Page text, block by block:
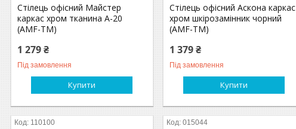
Стілець офісний Майстер
каркас хром тканина А-20
(AMF-ТМ)
1 279 ₴
Під замовлення
Купити
Стілець офісний Аскона каркас
хром шкірозамінник чорний
(AMF-ТМ)
1 379 ₴
Під замовлення
Купити
110100 015044